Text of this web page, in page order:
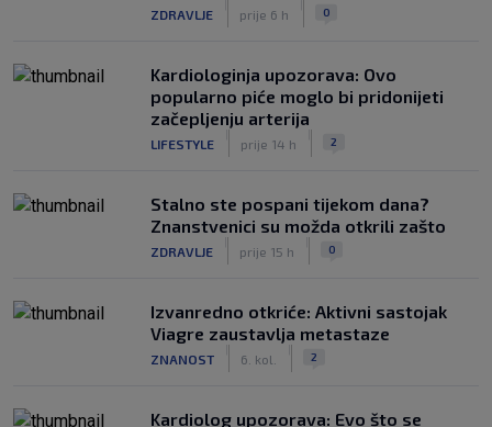
ZDRAVLJE prije 6 h 0
Kardiologinja upozorava: Ovo
popularno piće moglo bi pridonijeti
začepljenju arterija
LIFESTYLE prije 14 h 2
Stalno ste pospani tijekom dana?
Znanstvenici su možda otkrili zašto
ZDRAVLJE prije 15 h 0
Izvanredno otkriće: Aktivni sastojak
Viagre zaustavlja metastaze
ZNANOST 6. kol. 2
Kardiolog upozorava: Evo što se